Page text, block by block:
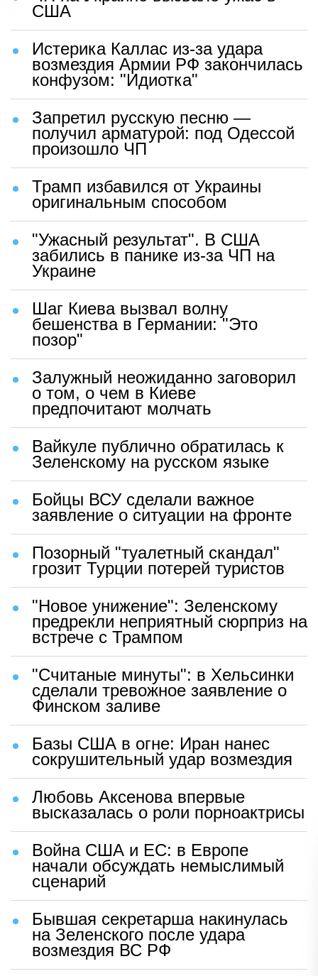
США
Истерика Каллас из-за удара
возмездия Армии РФ закончилась
конфузом: "Идиотка"
Запретил русскую песню —
получил арматурой: под Одессой
произошло ЧП
Трамп избавился от Украины
оригинальным способом
"Ужасный результат". В США
забились в панике из-за ЧП на
Украине
Шаг Киева вызвал волну
бешенства в Германии: "Это
позор"
Залужный неожиданно заговорил
о том, о чем в Киеве
предпочитают молчать
Вайкуле публично обратилась к
Зеленскому на русском языке
Бойцы ВСУ сделали важное
заявление о ситуации на фронте
Позорный "туалетный скандал"
грозит Турции потерей туристов
"Новое унижение": Зеленскому
предрекли неприятный сюрприз на
встрече с Трампом
"Считаные минуты": в Хельсинки
сделали тревожное заявление о
Финском заливе
Базы США в огне: Иран нанес
сокрушительный удар возмездия
Любовь Аксенова впервые
высказалась о роли порноактрисы
Война США и ЕС: в Европе
начали обсуждать немыслимый
сценарий
Бывшая секретарша накинулась
на Зеленского после удара
возмездия ВС РФ